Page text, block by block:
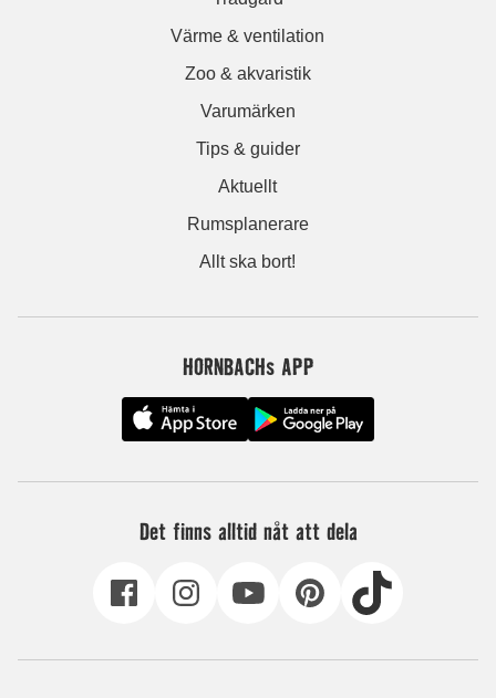
Värme & ventilation
Zoo & akvaristik
Varumärken
Tips & guider
Aktuellt
Rumsplanerare
Allt ska bort!
HORNBACHs APP
Det finns alltid nåt att dela